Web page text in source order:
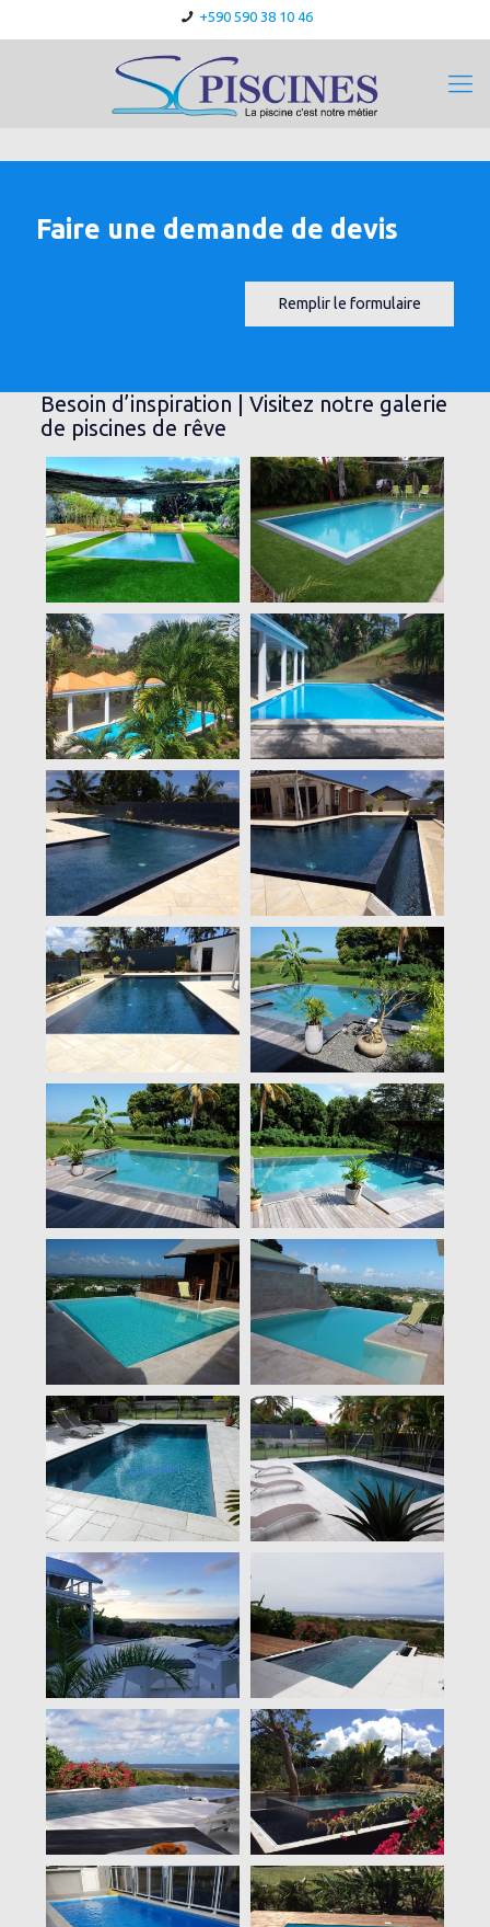
+590 590 38 10 46
Faire une demande de devis
Remplir le formulaire
Besoin d’inspiration | Visitez notre galerie
de piscines de rêve